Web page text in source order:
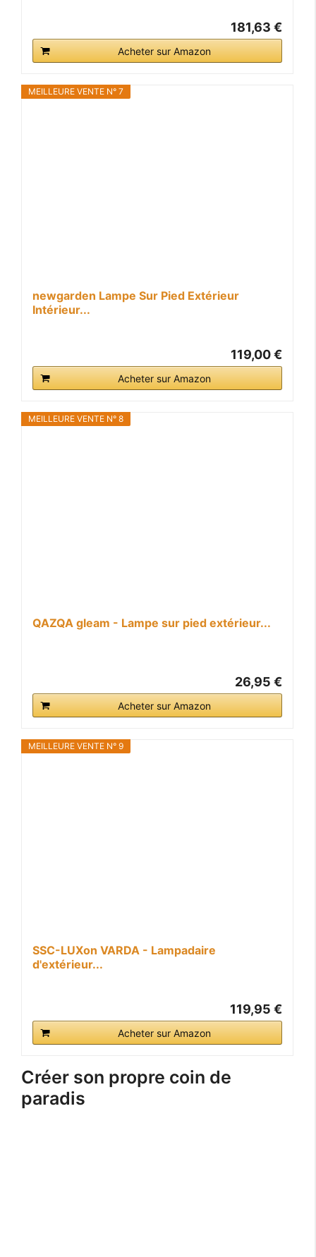
181,63 €
Acheter sur Amazon
MEILLEURE VENTE N° 7
newgarden Lampe Sur Pied Extérieur
Intérieur...
119,00 €
Acheter sur Amazon
MEILLEURE VENTE N° 8
QAZQA gleam - Lampe sur pied extérieur...
26,95 €
Acheter sur Amazon
MEILLEURE VENTE N° 9
SSC-LUXon VARDA - Lampadaire
d'extérieur...
119,95 €
Acheter sur Amazon
Créer son propre coin de
paradis